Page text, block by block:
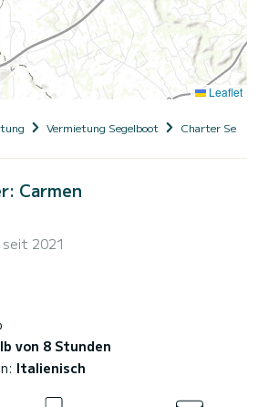
Leaflet
Vermietung Segelboot Charter
Carmen
2021
von 8 Stunden
Italienisch